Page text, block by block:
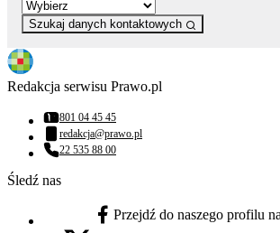
Szukaj danych kontaktowych
Redakcja serwisu Prawo.pl
Numer telefonu:
801 04 45 45
Adres email:
redakcja@prawo.pl
Numer telefonu:
22 535 88 00
Śledź nas
facebook - otwiera się w nowej karcie
Przejdź do naszego profilu